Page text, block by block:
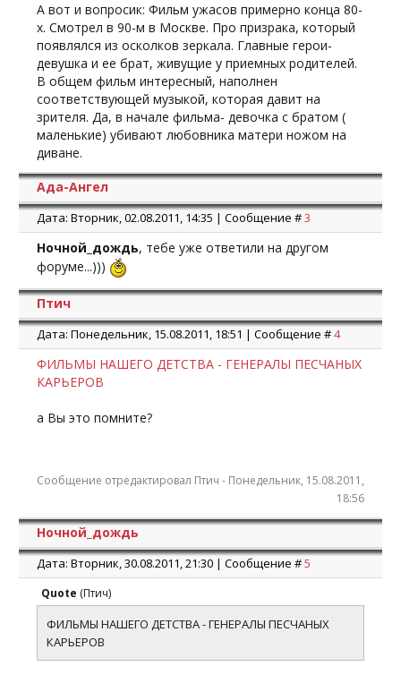
А вот и вопросик: Фильм ужасов примерно конца 80-
х. Смотрел в 90-м в Москве. Про призрака, который
появлялся из осколков зеркала. Главные герои-
девушка и ее брат, живущие у приемных родителей.
В общем фильм интересный, наполнен
соответствующей музыкой, которая давит на
зрителя. Да, в начале фильма- девочка с братом (
маленькие) убивают любовника матери ножом на
диване.
Ада-Ангел
Дата: Вторник, 02.08.2011, 14:35 | Сообщение #3
Ночной_дождь, тебе уже ответили на другом
форуме...)))
Птич
Дата: Понедельник, 15.08.2011, 18:51 | Сообщение #4
ФИЛЬМЫ НАШЕГО ДЕТСТВА - ГЕНЕРАЛЫ ПЕСЧАНЫХ
КАРЬЕРОВ
а Вы это помните?
Сообщение отредактировал Птич - Понедельник, 15.08.2011,
18:56
Ночной_дождь
Дата: Вторник, 30.08.2011, 21:30 | Сообщение #5
Quote (Птич)
ФИЛЬМЫ НАШЕГО ДЕТСТВА - ГЕНЕРАЛЫ ПЕСЧАНЫХ
КАРЬЕРОВ